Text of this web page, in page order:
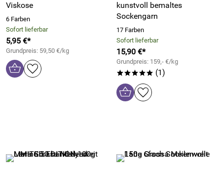
Viskose
6 Farben
Sofort lieferbar
5,95 €*
Grundpreis: 59,50 €/kg
kunstvoll bemaltes
Sockengarn
17 Farben
Sofort lieferbar
15,90 €*
Grundpreis: 159,- €/kg
***** (1)